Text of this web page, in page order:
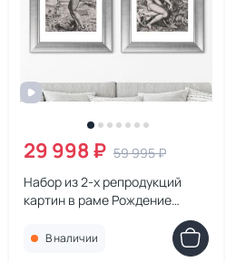
29 998 ₽ 59 995 ₽
Набор из 2-х репродукций
картин в раме Рождение
В наличии